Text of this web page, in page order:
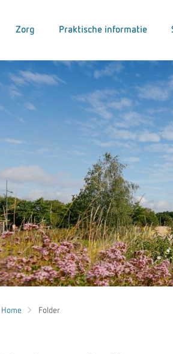
Zorg Praktische informatie
Home Folder